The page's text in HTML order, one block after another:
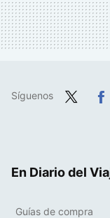
Síguenos
En Diario del
Guías de compra